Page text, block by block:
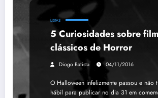
LISTAS
5 Curiosidades sobre
clássicos de Horror
Diogo Batista 04/11/2016
O Halloween infelizmente passou e não
hábil para publicar no dia 31 em